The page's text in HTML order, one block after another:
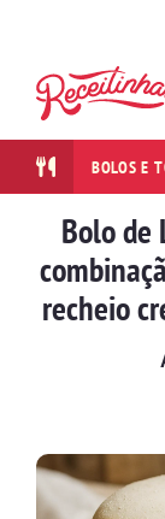
BOLOS E
Bolo de
recheio